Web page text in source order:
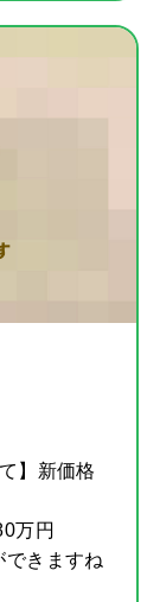
】新価格
万円
きますね